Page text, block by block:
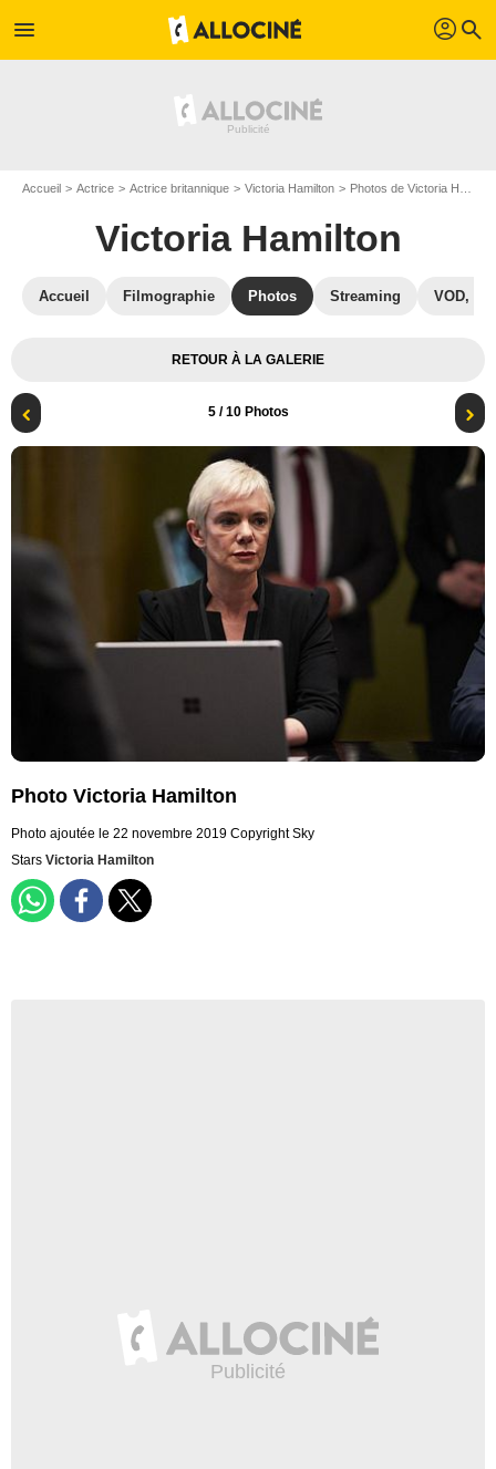
menu profil search
Accueil Actrice Actrice britannique Victoria Hamilton Photos de Victoria Hamilton
Victoria Hamilton
Accueil Filmographie Photos Streaming VOD,
RETOUR À LA GALERIE
5/ 10 Photos
Photo Victoria Hamilton
Photo ajoutée le 22 novembre 2019 Copyright Sky
Stars Victoria Hamilton